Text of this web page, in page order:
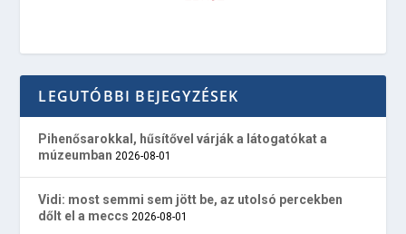
LEGUTÓBBI BEJEGYZÉSEK
Pihenősarokkal, hűsítővel várják a látogatókat a
múzeumban 2026-08-01
Vidi: most semmi sem jött be, az utolsó percekben
dőlt el a meccs 2026-08-01